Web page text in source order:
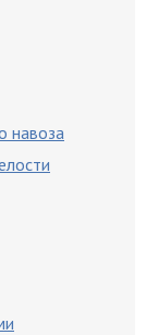
навоза